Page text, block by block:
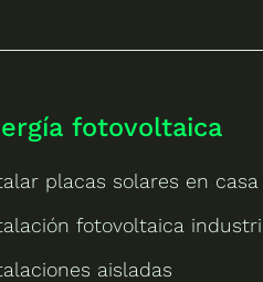
fotovoltaica
placas solares en casa
fotovoltaica
aisladas